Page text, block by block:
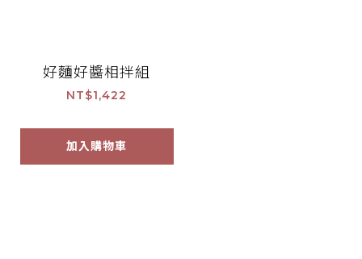
好麵好醬相拌組
NT$1,422
加入購物車